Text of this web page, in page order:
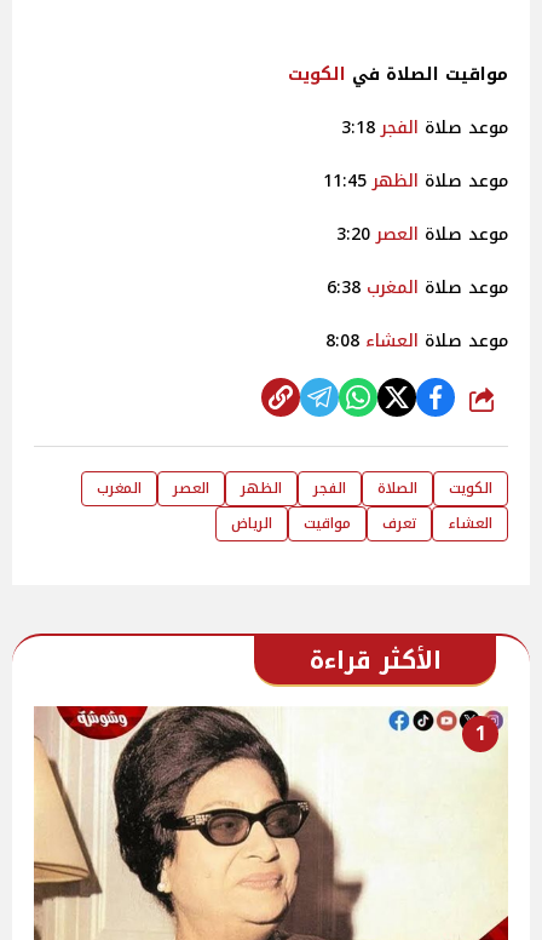
مواقيت الصلاة في الكويت
موعد صلاة الفجر3:18
موعد صلاة الظهر11:45
موعد صلاة العصر3:20
موعد صلاة المغرب
موعد صلاة العشاء
شارك
الكويت الصلاة الفجر الظهر العصر
المغرب
العشاء
تعرف مواقيت الرياض
الأكثر قراءة
1